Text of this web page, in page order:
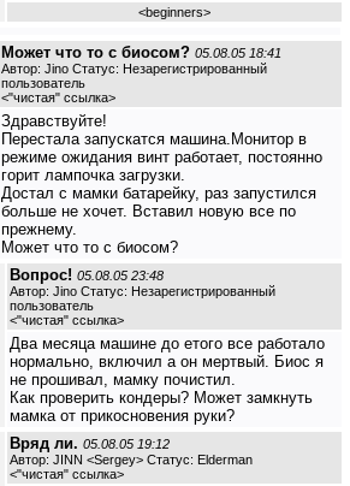
<beginners>
Может что то с биосом? 05.08.05 18:41
Автор: Jino Статус: Незарегистрированный
пользователь
<"чистая" ссылка>
Здравствуйте!
Перестала запускатся машина.Монитор в
режиме ожидания винт работает, постоянно
горит лампочка загрузки.
Достал с мамки батарейку, раз запустился
больше не хочет. Вставил новую все по
прежнему.
Может что то с биосом?
Вопрос! 05.08.05 23:48
Автор: Jino Статус: Незарегистрированный
пользователь
<"чистая" ссылка>
Два месяца машине до етого все работало
нормально, включил а он мертвый. Биос я
не прошивал, мамку почистил.
Как проверить кондеры? Может замкнуть
мамка от прикосновения руки?
Вряд ли. 05.08.05 19:12
Автор: JINN <Sergey> Статус: Elderman
<"чистая" ссылка>